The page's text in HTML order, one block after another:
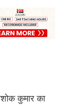
कुमार का